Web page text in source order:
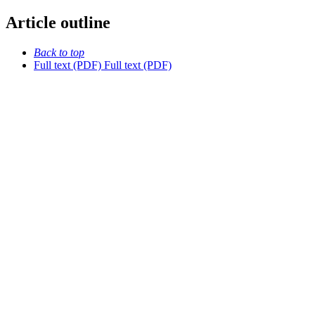
Article outline
Back to top
Full text (PDF) Full text (PDF)